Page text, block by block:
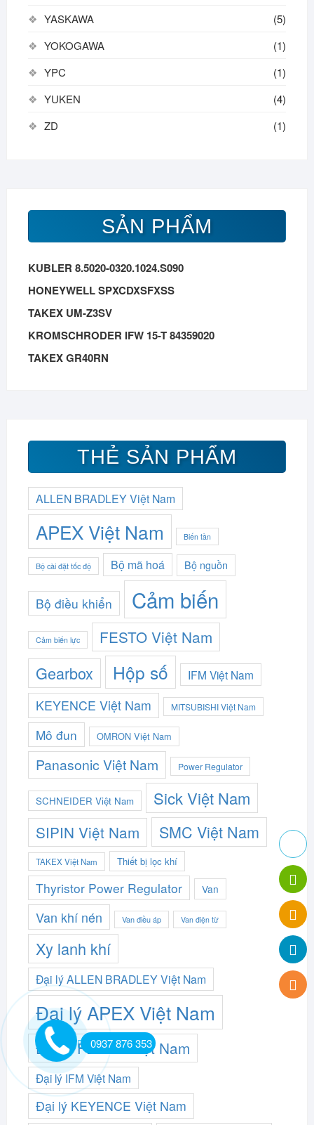
YASKAWA
(5)
YOKOGAWA
(1)
YPC
(1)
YUKEN
(4)
ZD
(1)
SẢN PHẨM
KUBLER 8.5020-0320.1024.S090
HONEYWELL SPXCDXSFXSS
TAKEX UM-Z3SV
KROMSCHRODER IFW 15-T 84359020
TAKEX GR40RN
THẺ SẢN PHẨM
ALLEN BRADLEY Việt Nam
APEX Việt Nam Biến tần
Bộ cài đặt tốc độ Bộ mã hoá Bộ nguồn
Bộ điều khiển Cảm biến
Cảm biến lực FESTO Việt Nam
Gearbox Hộp số IFM Việt Nam
KEYENCE Việt Nam MITSUBISHI Việt Nam
Mô đun OMRON Việt Nam
Panasonic Việt Nam Power Regulator
SCHNEIDER Việt Nam Sick Việt Nam
SIPIN Việt Nam SMC Việt Nam
TAKEX Việt Nam Thiết bị lọc khí
Thyristor Power Regulator Van
Van khí nén Van điều áp Van điện từ
Xy lanh khí
Đại lý ALLEN BRADLEY Việt Nam
Đại lý APEX Việt Nam
Đại lý FESTO Việt Nam
Đại lý IFM Việt Nam
Đại lý KEYENCE Việt Nam
0937 876 353